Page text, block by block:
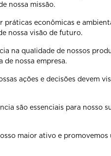
nossa missão.
práticas econômicas e
nossa visão de futuro.
na qualidade de nossos
de nossa empresa.
ações e decisões devem
são essenciais para nosso
maior ativo e promovemos